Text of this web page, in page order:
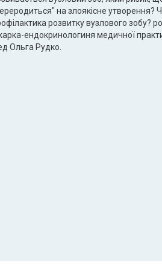
на злоякісне утворення?
розвитку вузлового зобу?
ендокринологиня медичної
Ольга Рудко.